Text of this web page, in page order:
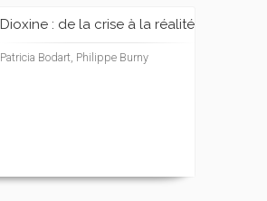
Dioxine : de la crise à la réalité
Patricia Bodart, Philippe Burny